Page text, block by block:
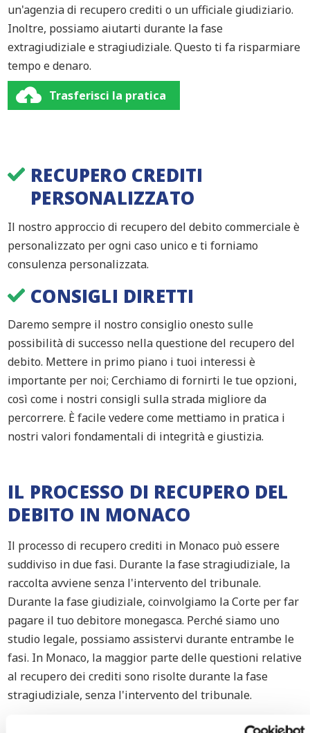
un'agenzia di recupero crediti o un ufficiale giudiziario.
Inoltre, possiamo aiutarti durante la fase
extragiudiziale e stragiudiziale. Questo ti fa risparmiare
tempo e denaro.
Trasferisci la pratica
RECUPERO CREDITI
PERSONALIZZATO
Il nostro approccio di recupero del debito commerciale è
personalizzato per ogni caso unico e ti forniamo
consulenza personalizzata.
CONSIGLI DIRETTI
Daremo sempre il nostro consiglio onesto sulle
possibilità di successo nella questione del recupero del
debito. Mettere in primo piano i tuoi interessi è
importante per noi; Cerchiamo di fornirti le tue opzioni,
così come i nostri consigli sulla strada migliore da
percorrere. È facile vedere come mettiamo in pratica i
nostri valori fondamentali di integrità e giustizia.
IL PROCESSO DI RECUPERO DEL
DEBITO IN MONACO
Il processo di recupero crediti in Monaco può essere
suddiviso in due fasi. Durante la fase stragiudiziale, la
raccolta avviene senza l'intervento del tribunale.
Durante la fase giudiziale, coinvolgiamo la Corte per far
pagare il tuo debitore monegasca. Perché siamo uno
studio legale, possiamo assistervi durante entrambe le
fasi. In Monaco, la maggior parte delle questioni relative
al recupero dei crediti sono risolte durante la fase
stragiudiziale, senza l'intervento del tribunale.